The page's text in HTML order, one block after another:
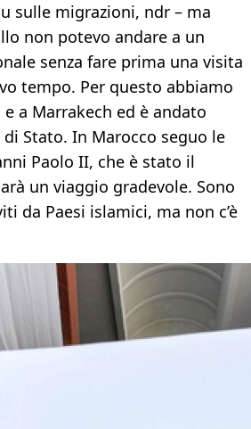
sulle migrazioni, ndr – ma
non potevo andare a un
senza fare prima una visita
tempo. Per questo abbiamo
a Marrakech ed è andato
Stato. In Marocco seguo le
Paolo II, che è stato il
un viaggio gradevole. Sono
da Paesi islamici, ma non c’è